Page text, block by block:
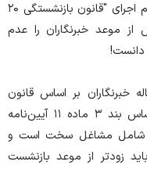
سازمان تأمین اجتماعی با تشریح علل عدم اجرای "قانون بازنشستگی ۲۰
از موعد خبرنگاران را عدم
موانع اجرای بازنشستگی ۲۰ ساله خبرنگاران بر اساس قانون
مشاغل سخت و زیان‌آور اظهار کرد: بر اساس بند ۳ ماده ۱۱ آیین‌نامه
شامل مشاغل سخت است و
زودتر از موعد بازنشست